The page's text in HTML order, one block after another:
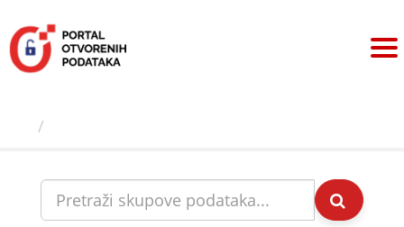
sadržaj